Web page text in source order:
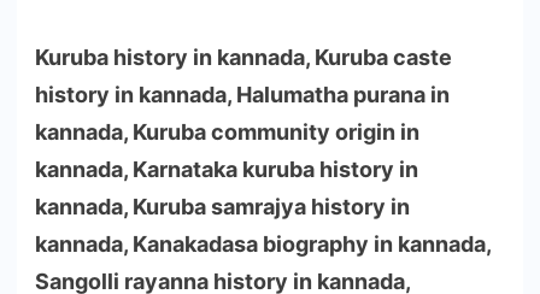
Kuruba history in kannada, Kuruba caste
history in kannada, Halumatha purana in
kannada, Kuruba community origin in
kannada, Karnataka kuruba history in
kannada, Kuruba samrajya history in
kannada, Kanakadasa biography in kannada,
Sangolli rayanna history in kannada,